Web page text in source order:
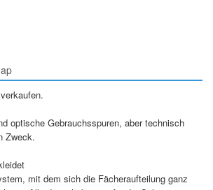
optische Gebrauchsspuren, aber technisch
Zweck.
mit dem sich die Fächeraufteilung ganz